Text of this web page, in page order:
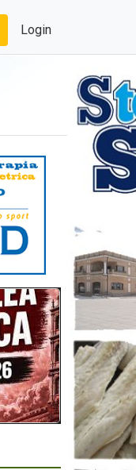
Login